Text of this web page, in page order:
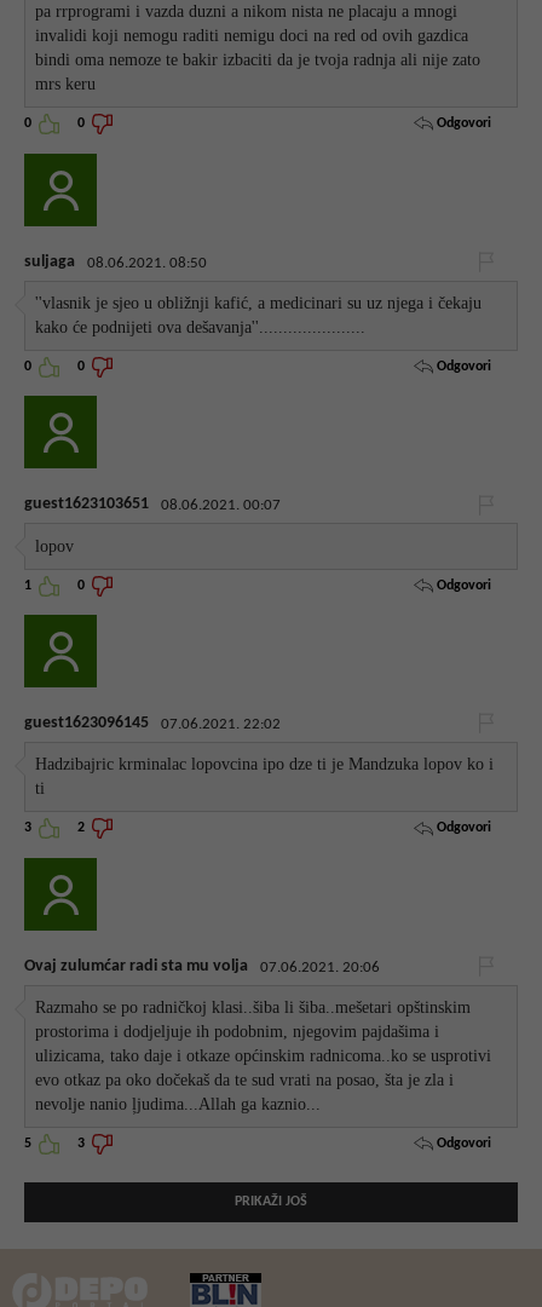
pa rrprogrami i vazda duzni a nikom nista ne placaju a mnogi
invalidi koji nemogu raditi nemigu doci na red od ovih gazdica
bindi oma nemoze te bakir izbaciti da je tvoja radnja ali nije zato
mrs keru
0 0 Odgovori
suljaga 08.06.2021. 08:50
''vlasnik je sjeo u obližnji kafić, a medicinari su uz njega i čekaju
kako će podnijeti ova dešavanja''......................
0 0 Odgovori
guest1623103651 08.06.2021. 00:07
lopov
1 0 Odgovori
guest1623096145 07.06.2021. 22:02
Hadzibajric krminalac lopovcina ipo dze ti je Mandzuka lopov ko i
ti
3 2 Odgovori
Ovaj zulumćar radi sta mu volja 07.06.2021. 20:06
Razmaho se po radničkoj klasi..šiba li šiba..mešetari opštinskim
prostorima i dodjeljuje ih podobnim, njegovim pajdašima i
ulizicama, tako daje i otkaze općinskim radnicoma..ko se usprotivi
evo otkaz pa oko dočekaš da te sud vrati na posao, šta je zla i
nevolje nanio ļjudima...Allah ga kaznio...
5 3 Odgovori
PRIKAŽI JOŠ